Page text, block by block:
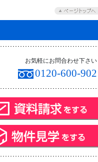
お気軽にお問合わせ下さい
0120-600-902